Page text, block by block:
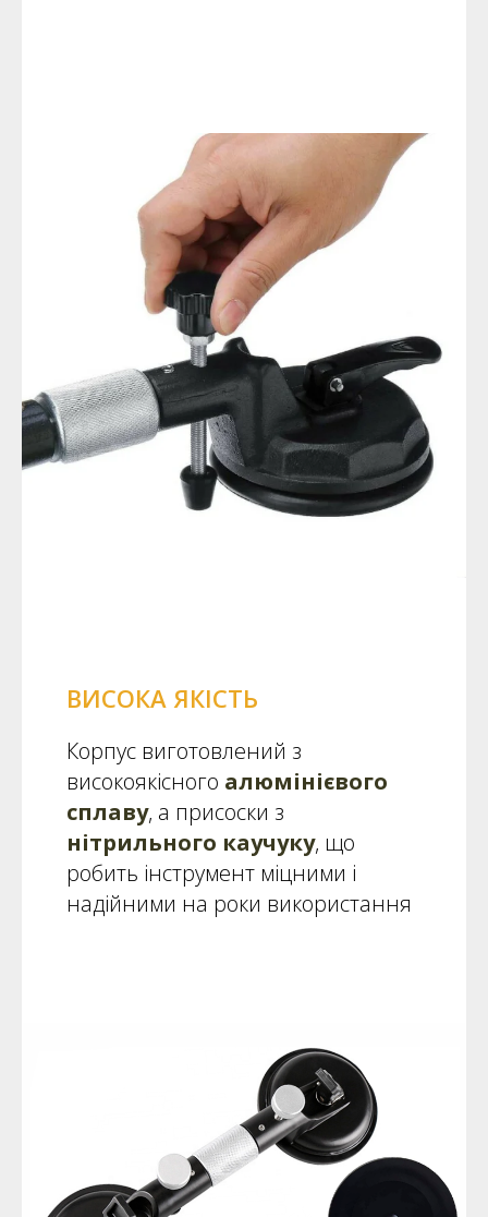
ВИСОКА ЯКІСТЬ
Корпус виготовлений з
високоякісного алюмінієвого
сплаву, а присоски з
нітрильного каучуку, що
робить інструмент міцними і
надійними на роки використання